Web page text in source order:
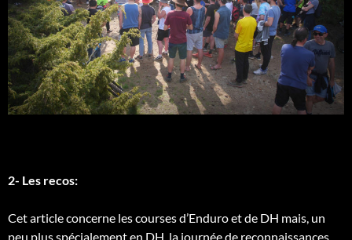
2- Les recos:
Cet article concerne les courses d’Enduro et de DH mais, un
peu plus spécialement en DH, la journée de reconnaissances